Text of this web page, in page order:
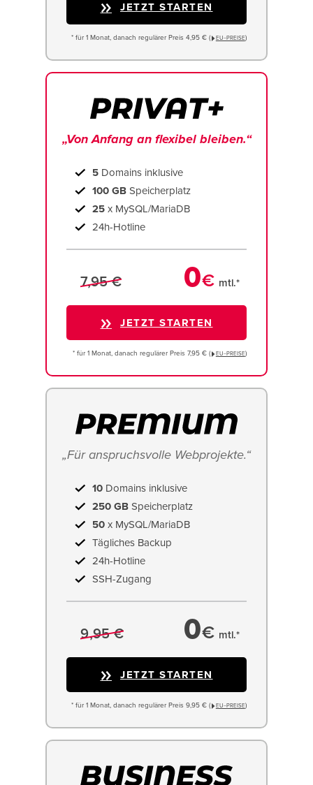
JETZT STARTEN
* für 1 Monat, danach regulärer Preis 4,95 € ( EU−PREISE)
„Von Anfang an flexibel bleiben.“
5 Domains inklusive
100 GB Speicherplatz
25 x MySQL/MariaDB
24h-Hotline
7,95 € 0€ mtl.*
JETZT STARTEN
* für 1 Monat, danach regulärer Preis 7,95 € ( EU−PREISE)
„Für anspruchsvolle Webprojekte.“
10 Domains inklusive
250 GB Speicherplatz
50 x MySQL/MariaDB
Tägliches Backup
24h-Hotline
SSH-Zugang
9,95 € 0€ mtl.*
JETZT STARTEN
* für 1 Monat, danach regulärer Preis 9,95 € ( EU−PREISE)